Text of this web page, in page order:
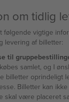
om tidlig
følgende vigtige
levering af billetter:
til
samlet, og I
billetter oprindeligt
Billetter kan
skal være placeret